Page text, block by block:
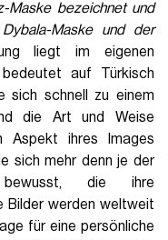
Maske bezeichnet und
Maske
und der
liegt im eigenen
bedeutet auf Türkisch
sich schnell zu einem
die Art und Weise
Aspekt ihres Images
sich mehr denn je der
bewusst, die ihre
Bilder werden weltweit
für eine persönliche